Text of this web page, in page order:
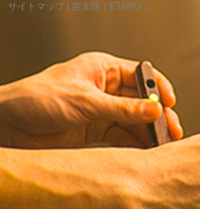
サイトマップ | 笑太郎｜ETARO｜